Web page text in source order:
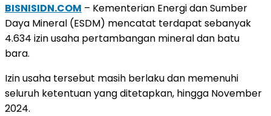
BISNISIDN.COM – Kementerian Energi dan Sumber
Daya Mineral (ESDM) mencatat terdapat sebanyak
4.634 izin usaha pertambangan mineral dan batu
bara.
Izin usaha tersebut masih berlaku dan memenuhi
seluruh ketentuan yang ditetapkan, hingga November
2024.